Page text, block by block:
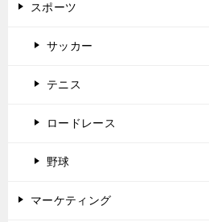
スポーツ
サッカー
テニス
ロードレース
野球
マーケティング